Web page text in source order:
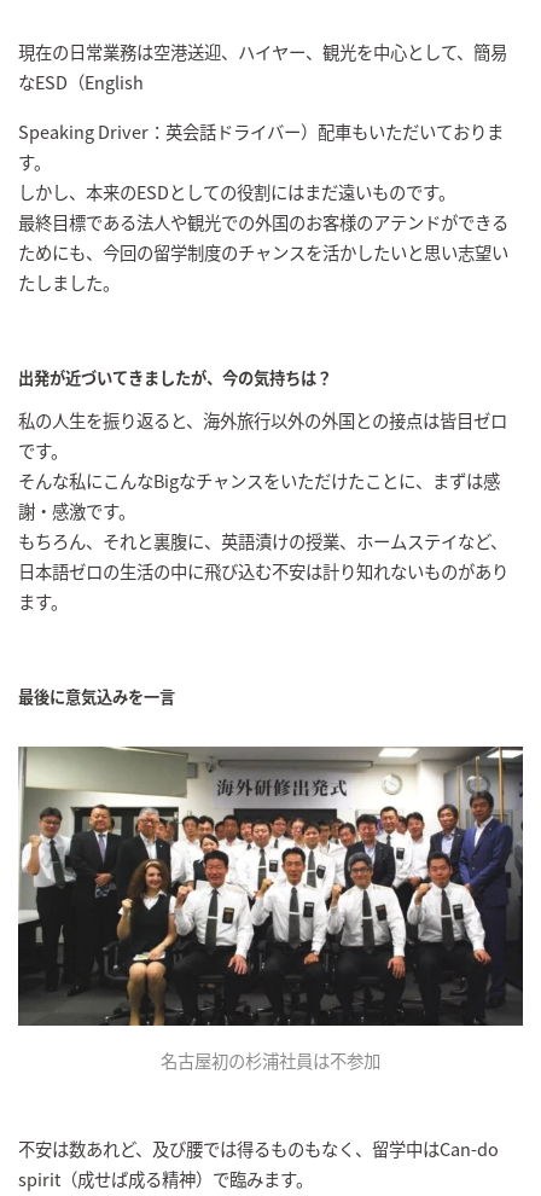
現在の日常業務は空港送迎、ハイヤー、観光を中心として、簡易
なESD（English
Speaking Driver：英会話ドライバー）配車もいただいておりま
す。
しかし、本来のESDとしての役割にはまだ遠いものです。
最終目標である法人や観光での外国のお客様のアテンドができる
ためにも、今回の留学制度のチャンスを活かしたいと思い志望い
たしました。
出発が近づいてきましたが、今の気持ちは？
私の人生を振り返ると、海外旅行以外の外国との接点は皆目ゼロ
です。
そんな私にこんなBigなチャンスをいただけたことに、まずは感
謝・感激です。
もちろん、それと裏腹に、英語漬けの授業、ホームステイなど、
日本語ゼロの生活の中に飛び込む不安は計り知れないものがあり
ます。
最後に意気込みを一言
名古屋初の杉浦社員は不参加
不安は数あれど、及び腰では得るものもなく、留学中はCan-do
spirit（成せば成る精神）で臨みます。